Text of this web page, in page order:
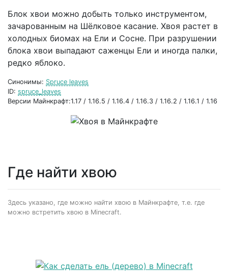
Блок хвои можно добыть только инструментом,
зачарованным на Шёлковое касание. Хвоя растет в
холодных биомах на Ели и Сосне. При разрушении
блока хвои выпадают саженцы Ели и иногда палки,
редко яблоко.
Синонимы: Spruce leaves
ID: spruce_leaves
Версии Майнкрафт:1.17 / 1.16.5 / 1.16.4 / 1.16.3 / 1.16.2 / 1.16.1 / 1.16
Где найти хвою
Здесь указано, где можно найти хвою в Майнкрафте, т.е. где
можно встретить хвою в Minecraft.